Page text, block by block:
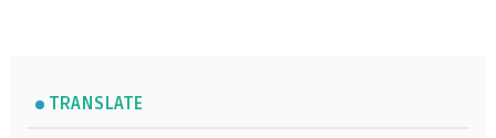
TRANSLATE